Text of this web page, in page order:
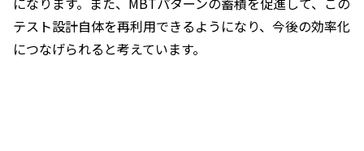
テスト設計自体を再利用できるようになり、今後の効率化
につなげられると考えています。